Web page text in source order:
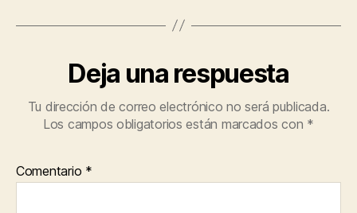
Deja una respuesta
Tu dirección de correo electrónico no será publicada.
Los campos obligatorios están marcados con *
Comentario *